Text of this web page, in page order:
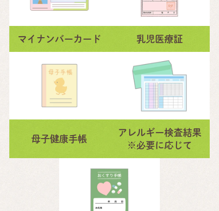
マイナンバーカード 乳児医療証
母子健康手帳
アレルギー検査結果
※必要に応じて